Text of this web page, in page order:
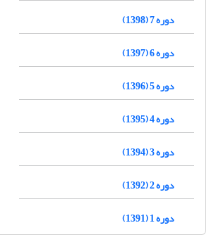
دوره 7 (1398)
دوره 6 (1397)
دوره 5 (1396)
دوره 4 (1395)
دوره 3 (1394)
دوره 2 (1392)
دوره 1 (1391)